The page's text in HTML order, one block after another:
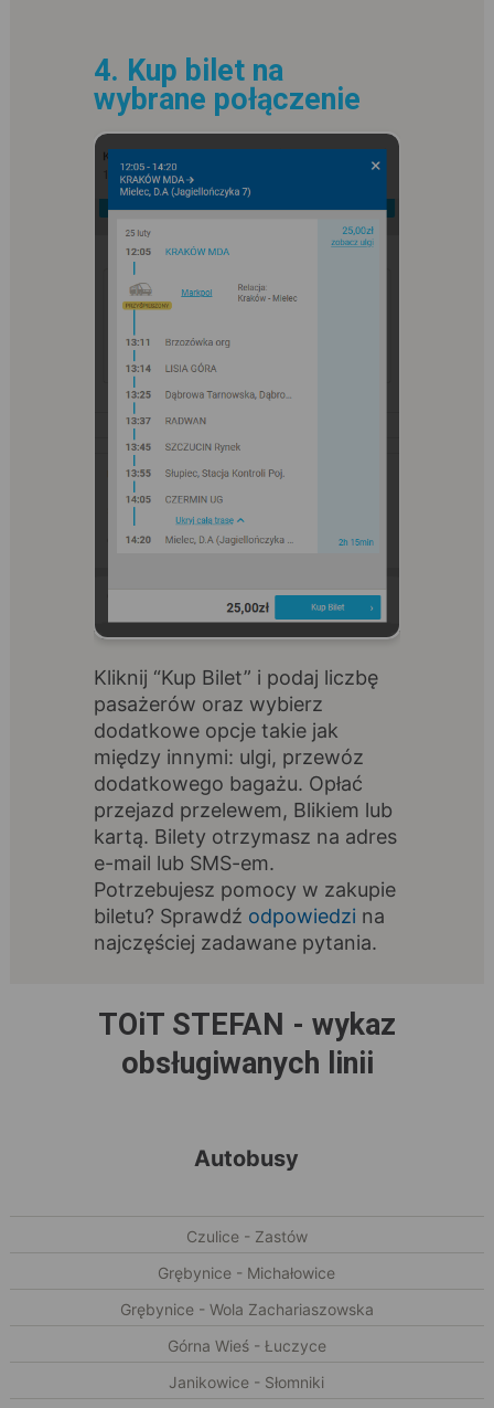
4. Kup bilet na
wybrane połączenie
Kliknij “Kup Bilet” i podaj liczbę
pasażerów oraz wybierz
dodatkowe opcje takie jak
między innymi: ulgi, przewóz
dodatkowego bagażu. Opłać
przejazd przelewem, Blikiem lub
kartą. Bilety otrzymasz na adres
e-mail lub SMS-em.
Potrzebujesz pomocy w zakupie
biletu? Sprawdź odpowiedzi na
najczęściej zadawane pytania.
TOiT STEFAN - wykaz
obsługiwanych linii
Autobusy
Czulice - Zastów
Grębynice - Michałowice
Grębynice - Wola Zachariaszowska
Górna Wieś - Łuczyce
Janikowice - Słomniki